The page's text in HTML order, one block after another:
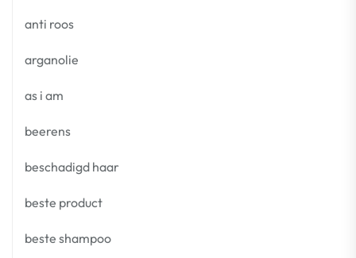
anti roos
arganolie
as i am
beerens
beschadigd haar
beste product
beste shampoo